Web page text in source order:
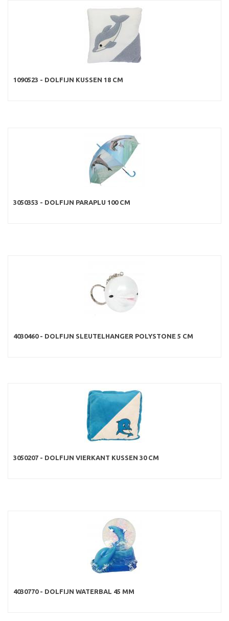
1090523 - DOLFIJN KUSSEN 18 CM
3050353 - DOLFIJN PARAPLU 100 CM
4030460 - DOLFIJN SLEUTELHANGER POLYSTONE 5 CM
3050207 - DOLFIJN VIERKANT KUSSEN 30 CM
4030770 - DOLFIJN WATERBAL 45 MM